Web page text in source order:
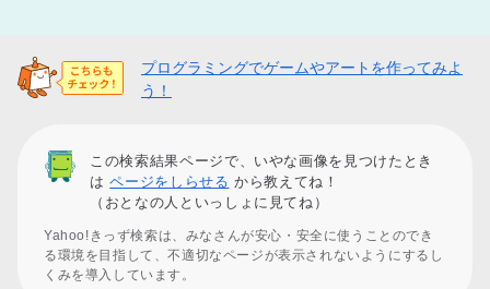
プログラミングでゲームやアートを作ってみよ
う！
この検索結果ページで、いやな画像を見つけたとき
はページをしらせる から教えてね！
（おとなの人といっしょに見てね）
Yahoo!きっず検索は、みなさんが安心・安全に使うことのでき
る環境を目指して、不適切なページが表示されないようにするし
くみを導入しています。